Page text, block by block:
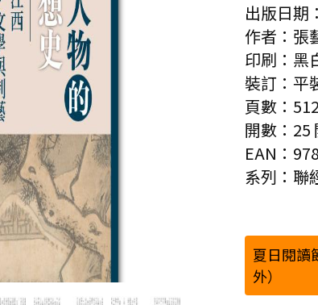
出版日期
作者：張
印刷：黑
裝訂：平
頁數：512
開數：25
EAN：
系列：聯
夏日閱讀
外）